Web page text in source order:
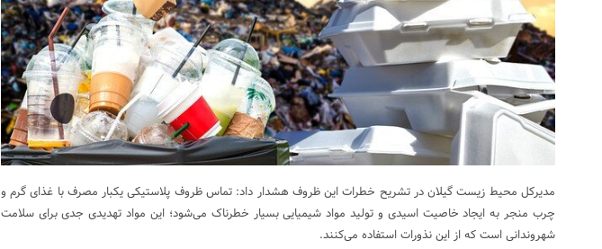
مدیرکل محیط زیست گیلان در تشریح خطرات این ظروف هشدار داد: تماس ظروف پلاستیکی یکبار مصرف با غذای گرم و
چرب منجر به ایجاد خاصیت اسیدی و تولید مواد شیمیایی بسیار خطرناک می‌شود؛ این مواد تهدیدی جدی برای سلامت
شهروندانی است که از این نذورات استفاده می‌کنند.